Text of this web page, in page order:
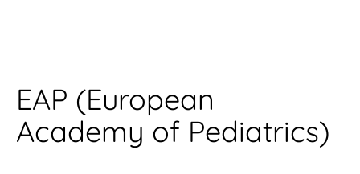
EAP (European
Academy of Pediatrics)